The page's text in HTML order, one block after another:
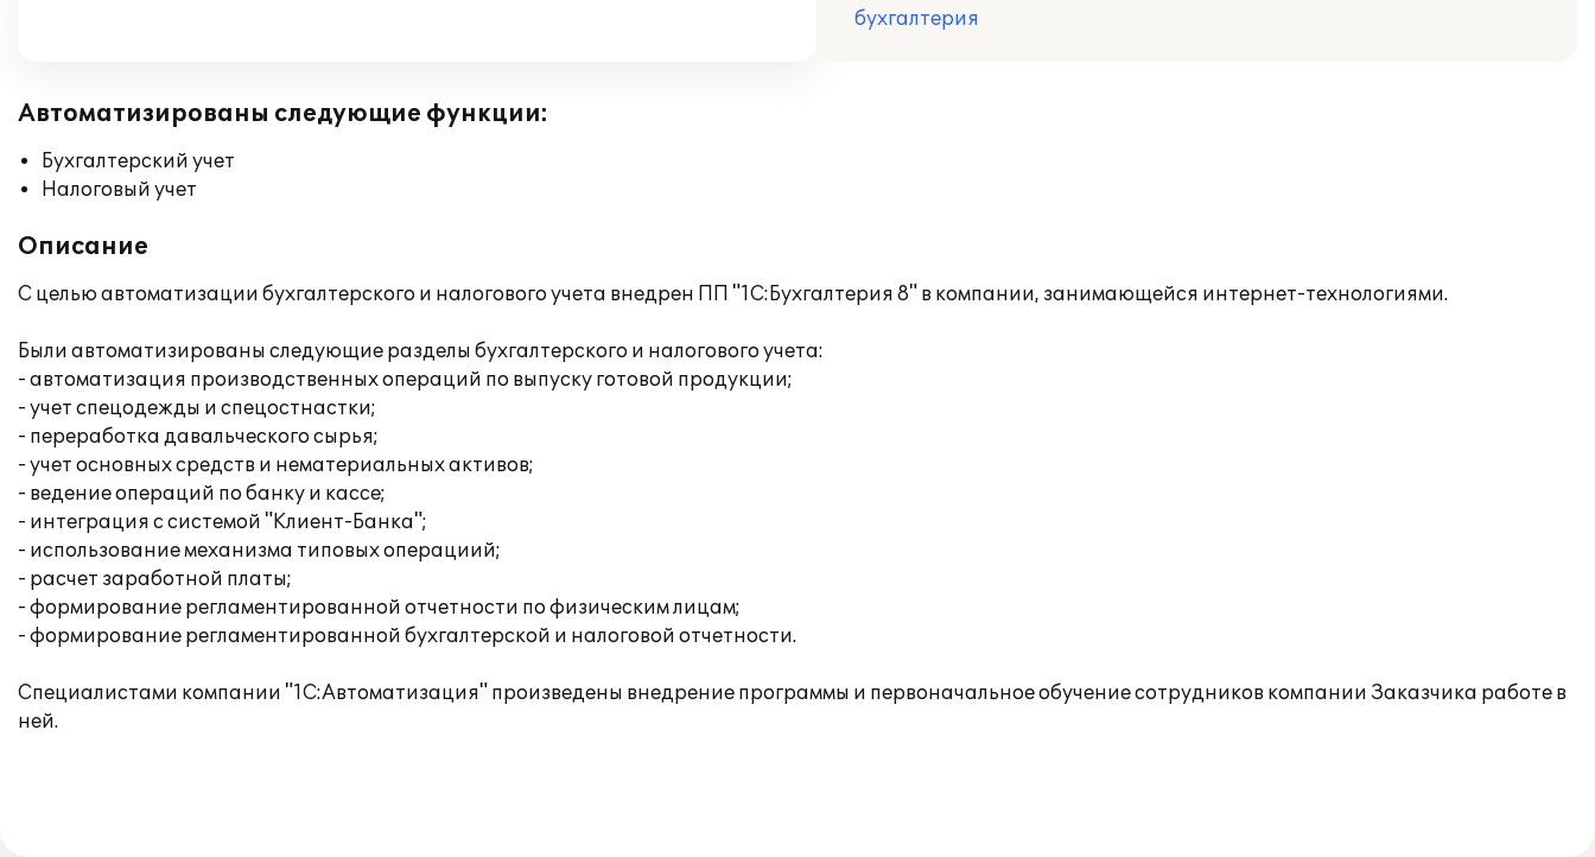
бухгалтерия
Автоматизированы следующие функции:
Бухгалтерский учет
Налоговый учет
Описание
С целью автоматизации бухгалтерского и налогового учета внедрен ПП "1С:Бухгалтерия 8" в компании, занимающейся интернет-технологиями.
Были автоматизированы следующие разделы бухгалтерского и налогового учета:
- автоматизация производственных операций по выпуску готовой продукции;
- учет спецодежды и спецостнастки;
- переработка давальческого сырья;
- учет основных средств и нематериальных активов;
- ведение операций по банку и кассе;
- интеграция с системой "Клиент-Банка";
- использование механизма типовых операциий;
- расчет заработной платы;
- формирование регламентированной отчетности по физическим лицам;
- формирование регламентированной бухгалтерской и налоговой отчетности.
Специалистами компании "1С:Автоматизация" произведены внедрение программы и первоначальное обучение сотрудников компании Заказчика работе в
ней.